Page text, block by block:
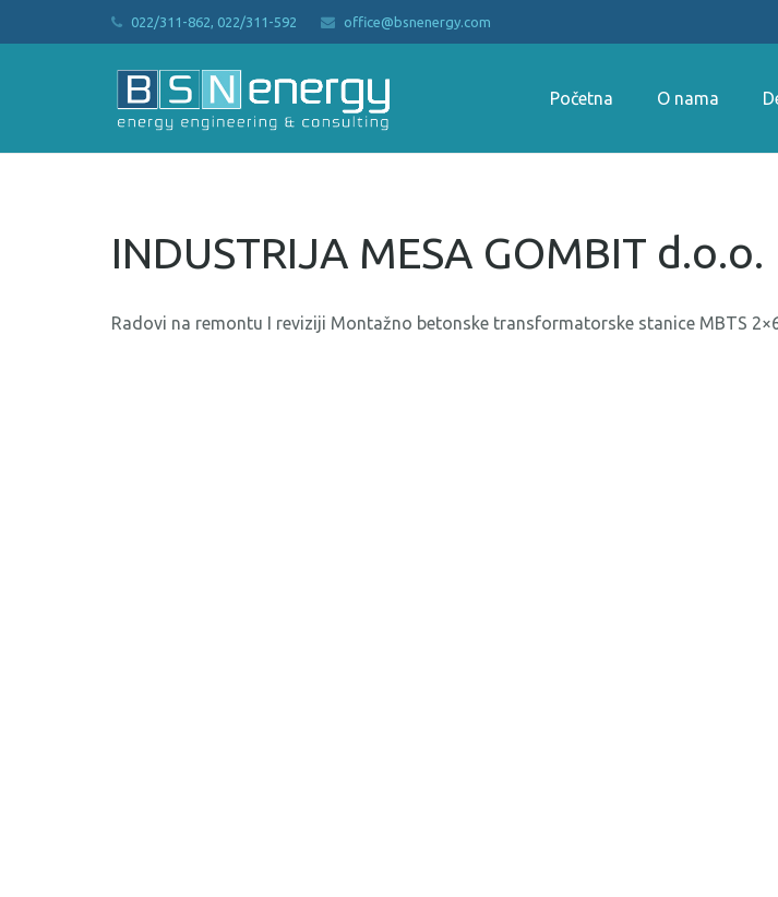
022/311-862, 022/311-592 office@bsnenergy.com
Početna O nama
INDUSTRIJA MESA GOMBIT d.o.o.
Radovi na remontu I reviziji Montažno betonske transformatorske stanice MBTS